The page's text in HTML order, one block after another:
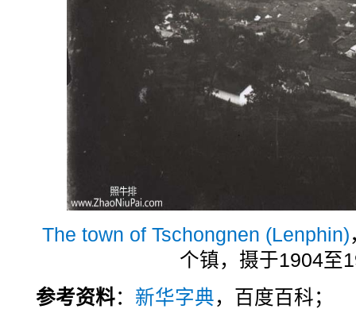
The town of Tschongnen (Lenphin)
个镇，摄于1904至
参考资料： 新华字典，百度百科；